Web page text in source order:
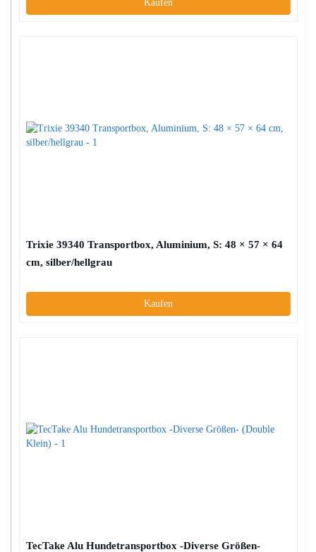
Kaufen
Trixie 39340 Transportbox, Aluminium, S: 48 × 57 × 64
cm, silber/hellgrau
Kaufen
TecTake Alu Hundetransportbox -Diverse Größen-